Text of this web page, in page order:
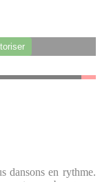
dansons en rythme.